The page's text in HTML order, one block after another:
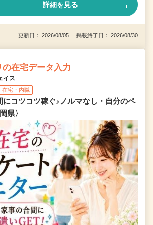
詳細を見る
更新日： 2026/08/05 掲載終了日： 2026/08/30
在宅データ入力
イス
在宅・内職
にコツコツ稼ぐ♪ノルマなし・自分のペ
県〉